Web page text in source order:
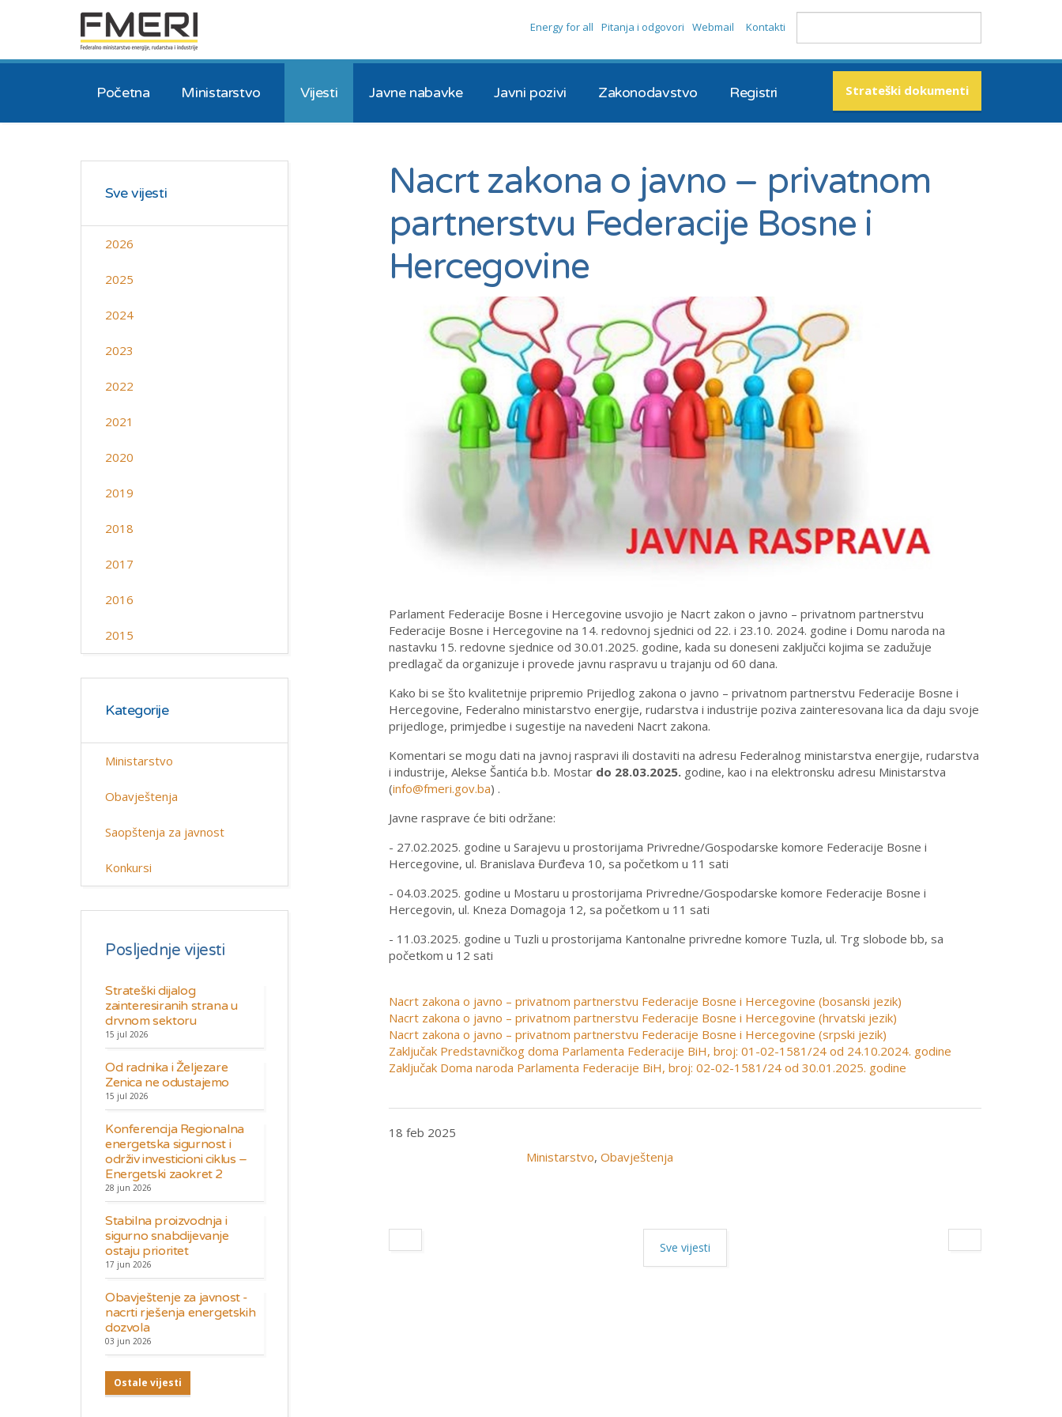
Strateški dokumenti
Početna Ministarstvo Vijesti Javne nabavke Javni pozivi Zakonodavstvo Registri
Energy for all Pitanja i odgovori Webmail Kontakti
Nacrt zakona o javno – privatnom
partnerstvu Federacije Bosne i
Hercegovine
Parlament Federacije Bosne i Hercegovine usvojio je Nacrt zakon o javno – privatnom partnerstvu
Federacije Bosne i Hercegovine na 14. redovnoj sjednici od 22. i 23.10. 2024. godine i Domu naroda na
nastavku 15. redovne sjednice od 30.01.2025. godine, kada su doneseni zaključci kojima se zadužuje
predlagač da organizuje i provede javnu raspravu u trajanju od 60 dana.
Kako bi se što kvalitetnije pripremio Prijedlog zakona o javno – privatnom partnerstvu Federacije Bosne i
Hercegovine, Federalno ministarstvo energije, rudarstva i industrije poziva zainteresovana lica da daju svoje
prijedloge, primjedbe i sugestije na navedeni Nacrt zakona.
Komentari se mogu dati na javnoj raspravi ili dostaviti na adresu Federalnog ministarstva energije, rudarstva
i industrije, Alekse Šantića b.b. Mostar do 28.03.2025. godine, kao i na elektronsku adresu Ministarstva
(info@fmeri.gov.ba) .
Javne rasprave će biti održane:
- 27.02.2025. godine u Sarajevu u prostorijama Privredne/Gospodarske komore Federacije Bosne i
Hercegovine, ul. Branislava Đurđeva 10, sa početkom u 11 sati
- 04.03.2025. godine u Mostaru u prostorijama Privredne/Gospodarske komore Federacije Bosne i
Hercegovin, ul. Kneza Domagoja 12, sa početkom u 11 sati
- 11.03.2025. godine u Tuzli u prostorijama Kantonalne privredne komore Tuzla, ul. Trg slobode bb, sa
početkom u 12 sati
Nacrt zakona o javno – privatnom partnerstvu Federacije Bosne i Hercegovine (bosanski jezik)
Nacrt zakona o javno – privatnom partnerstvu Federacije Bosne i Hercegovine (hrvatski jezik)
Nacrt zakona o javno – privatnom partnerstvu Federacije Bosne i Hercegovine (srpski jezik)
Zaključak Predstavničkog doma Parlamenta Federacije BiH, broj: 01-02-1581/24 od 24.10.2024. godine
Zaključak Doma naroda Parlamenta Federacije BiH, broj: 02-02-1581/24 od 30.01.2025. godine
18 feb 2025
Ministarstvo, Obavještenja
Sve vijesti
Sve vijesti
2026
2025
2024
2023
2022
2021
2020
2019
2018
2017
2016
2015
Kategorije
Ministarstvo
Obavještenja
Saopštenja za javnost
Konkursi
Posljednje vijesti
Strateški dijalog
zainteresiranih strana u
drvnom sektoru
15 jul 2026
Od radnika i Željezare
Zenica ne odustajemo
15 jul 2026
Konferencija Regionalna
energetska sigurnost i
održiv investicioni ciklus –
Energetski zaokret 2
28 jun 2026
Stabilna proizvodnja i
sigurno snabdijevanje
ostaju prioritet
17 jun 2026
Obavještenje za javnost -
nacrti rješenja energetskih
dozvola
03 jun 2026
Ostale vijesti